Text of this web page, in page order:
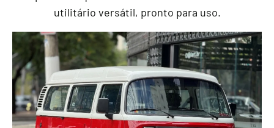
utilitário versátil, pronto para uso.